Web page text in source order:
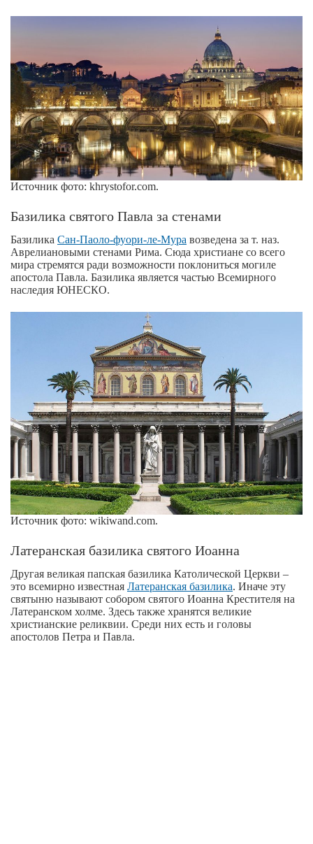
Источник фото: khrystofor.com.
Базилика святого Павла за стенами
Базилика Сан-Паоло-фуори-ле-Мура возведена за т. наз.
Аврелиановыми стенами Рима. Сюда христиане со всего
мира стремятся ради возможности поклониться могиле
апостола Павла. Базилика является частью Всемирного
наследия ЮНЕСКО.
Источник фото: wikiwand.com.
Латеранская базилика святого Иоанна
Другая великая папская базилика Католической Церкви –
это всемирно известная Латеранская базилика. Иначе эту
святыню называют собором святого Иоанна Крестителя на
Латеранском холме. Здесь также хранятся великие
христианские реликвии. Среди них есть и головы
апостолов Петра и Павла.